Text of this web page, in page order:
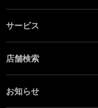
サービス
店舗検索
お知らせ